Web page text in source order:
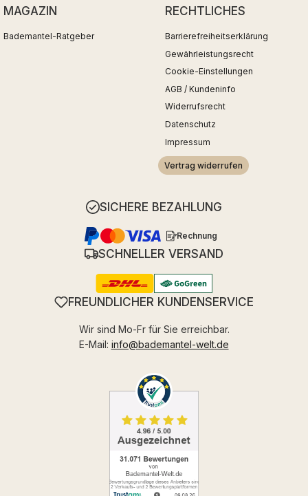
MAGAZIN
Bademantel-Ratgeber
RECHTLICHES
Barrierefreiheitserklärung
Gewährleistungsrecht
Cookie-Einstellungen
AGB / Kundeninfo
Widerrufsrecht
Datenschutz
Impressum
Vertrag widerrufen
SICHERE BEZAHLUNG
Rechnung
SCHNELLER VERSAND
FREUNDLICHER KUNDENSERVICE
Wir sind Mo-Fr für Sie erreichbar.
E-Mail: info@bademantel-welt.de